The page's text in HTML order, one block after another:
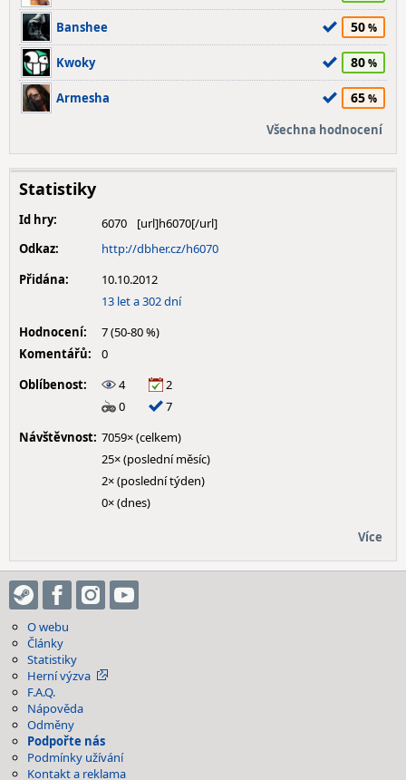
Banshee 50
Kwoky 80
Armesha 65
Všechna hodnocení
Statistiky
Id hry:
6070
Odkaz:
http://dbher.cz/h6070
Přidána:
10.10.2012
13 let a 302 dní
Hodnocení:
7 (50-80 %)
Komentářů:
0
Oblíbenost:
4
2
0
7
Návštěvnost: 7059× (celkem)
25× (poslední měsíc)
2× (poslední týden)
0× (dnes)
Více
O webu
Články
Statistiky
Herní výzva
F.A.Q.
Nápověda
Odměny
Podpořte nás
Podmínky užívání
Kontakt a reklama